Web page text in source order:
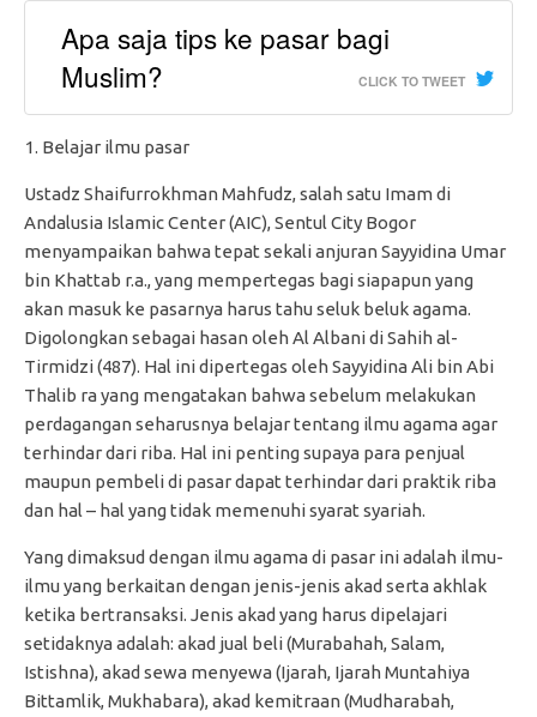
Apa saja tips ke pasar bagi
Muslim?
CLICK TO TWEET
Belajar ilmu pasar
Ustadz Shaifurrokhman Mahfudz, salah satu Imam di
Andalusia Islamic Center (AIC), Sentul City Bogor
menyampaikan bahwa tepat sekali anjuran Sayyidina Umar
bin Khattab r.a., yang mempertegas bagi siapapun yang
akan masuk ke pasarnya harus tahu seluk beluk agama.
Digolongkan sebagai hasan oleh Al Albani di Sahih al-
Tirmidzi (487). Hal ini dipertegas oleh Sayyidina Ali bin Abi
Thalib ra yang mengatakan bahwa sebelum melakukan
perdagangan seharusnya belajar tentang ilmu agama agar
terhindar dari riba. Hal ini penting supaya para penjual
maupun pembeli di pasar dapat terhindar dari praktik riba
dan hal – hal yang tidak memenuhi syarat syariah.
Yang dimaksud dengan ilmu agama di pasar ini adalah ilmu-
ilmu yang berkaitan dengan jenis-jenis akad serta akhlak
ketika bertransaksi. Jenis akad yang harus dipelajari
setidaknya adalah: akad jual beli (Murabahah, Salam,
Istishna), akad sewa menyewa (Ijarah, Ijarah Muntahiya
Bittamlik, Mukhabara), akad kemitraan (Mudharabah,